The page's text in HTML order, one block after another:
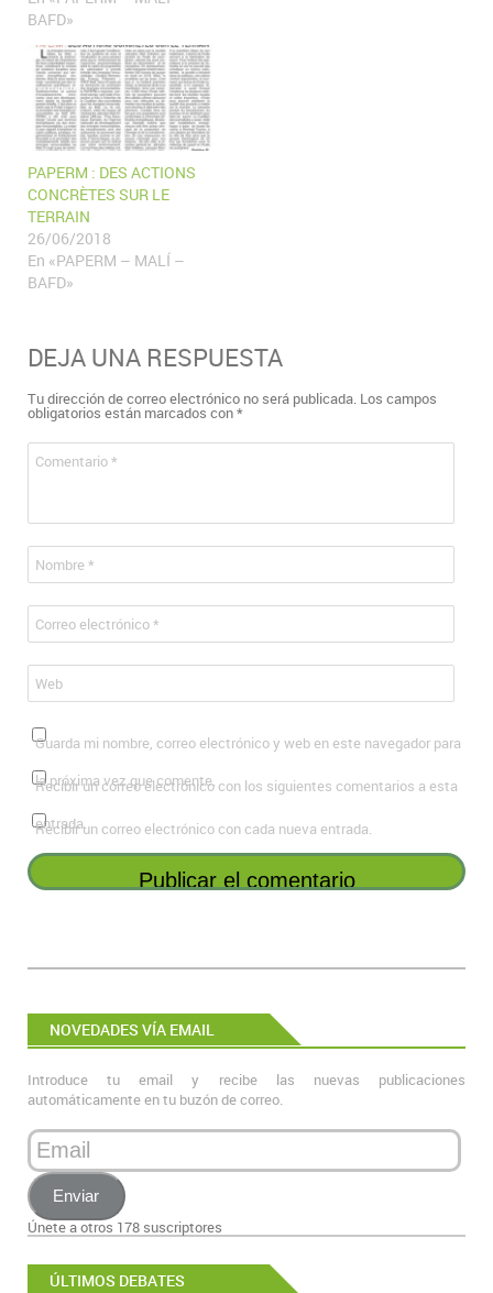
BAFD»
PAPERM : DES ACTIONS
CONCRÈTES SUR LE
TERRAIN
26/06/2018
En «PAPERM – MALÍ –
BAFD»
DEJA UNA RESPUESTA
Tu dirección de correo electrónico no será publicada. Los campos
obligatorios están marcados con*
Comentario*
Nombre *
Correo electrónico*
Web
Guarda mi nombre, correo electrónico y web en este navegador para
la próxima vez que comente.
Recibir un correo electrónico con los siguientes comentarios a esta
entrada.
Recibir un correo electrónico con cada nueva entrada.
NOVEDADES VÍA EMAIL
Introduce tu email y recibe las nuevas publicaciones
automáticamente en tu buzón de correo.
Email
Enviar
Únete a otros 178 suscriptores
ÚLTIMOS DEBATES